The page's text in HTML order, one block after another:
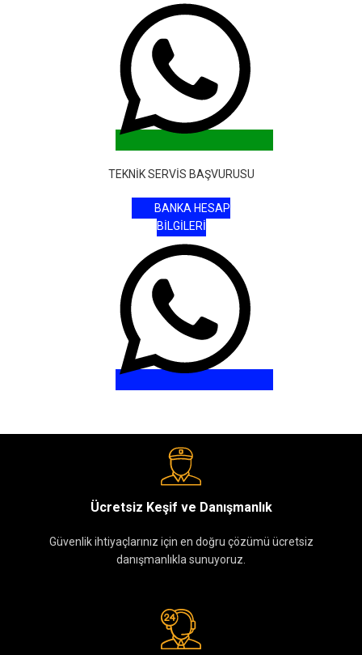
TEKNİK SERVİS BAŞVURUSU
BANKA HESAP
BİLGİLERİ
Ücretsiz Keşif ve Danışmanlık
Güvenlik ihtiyaçlarınız için en doğru çözümü ücretsiz
danışmanlıkla sunuyoruz.